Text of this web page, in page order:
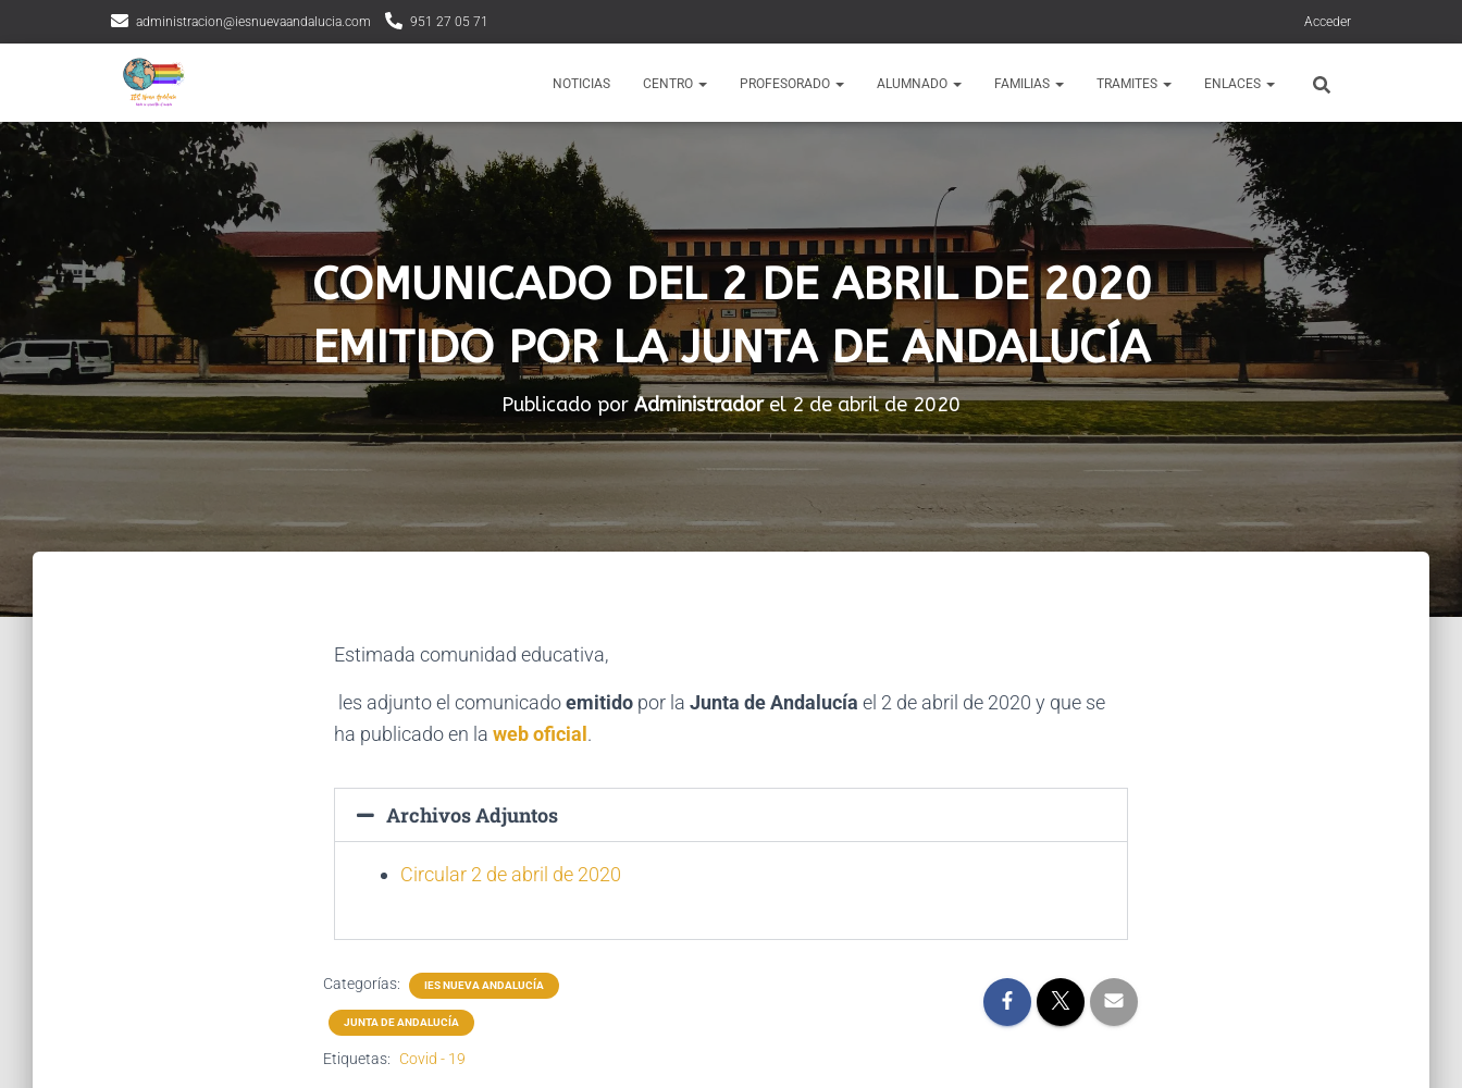
Acceder
administracion@iesnuevaandalucia.com 951 27 05 71
NOTICIAS CENTRO PROFESORADO ALUMNADO FAMILIAS TRAMITES ENLACES
COMUNICADO DEL 2 DE ABRIL DE 2020
EMITIDO POR LA JUNTA DE ANDALUCÍA
Publicado por Administradorel2 de abril de 2020
Estimada comunidad educativa,
les adjunto el comunicadoemitido por la Junta de Andalucía el 2 de abril de 2020 y que se
ha publicado en la web oficial .
Archivos Adjuntos
Circular 2 de abril de 2020
Categorías: IES NUEVA ANDALUCÍA
JUNTA DE ANDALUCÍA
Etiquetas: Covid - 19